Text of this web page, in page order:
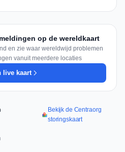
op de wereldkaart
en zie waar wereldwijd problemen
vanuit meerdere locaties
live kaart
Bekijk de Centraorg
storingskaart